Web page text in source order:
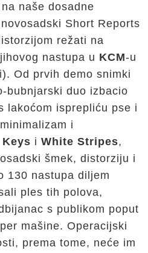
naše dosadne
Short Reports
režati na
nastupa u KCM-u
Od prvih demo snimki
bubnjarski duo izbacio
lakoćom isprepliću pse i
i
i White Stripes,
šmek, distorziju i
130 nastupa diljem
ples tih polova,
s publikom poput
mašine. Operacijski
prema tome, neće im